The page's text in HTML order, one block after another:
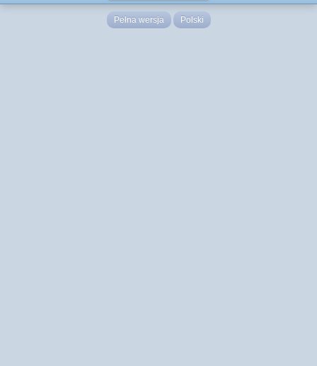
Pełna wersja Polski